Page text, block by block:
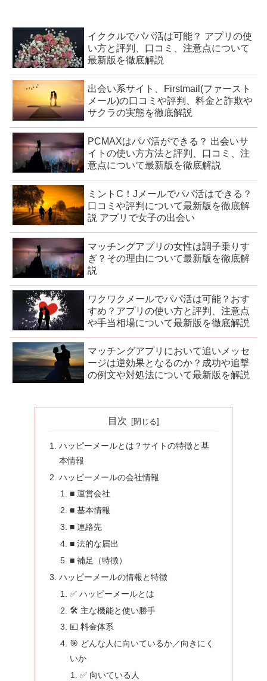
イククルでパパ活は可能？ アプリの使
い方と評判、口コミ、注意点について
最新版を徹底解説
出会い系サイト、Firstmail(ファースト
メール)の口コミや評判、料金と詐欺や
サクラの実態を徹底解説
PCMAXはパパ活ができる？ 出会いサ
イトの使い方方法と評判、口コミ、注
意点について最新版を徹底解説
ミントC！Jメールでパパ活はできる？
口コミや評判について最新版を徹底解
説 アプリで女子の出会い
マッチングアプリの女性は調子乗りす
ぎ？その理由について最新版を徹底解
説
ワクワクメールでパパ活は可能？おす
すめ？アプリの使い方と評判、注意点
や手当相場について最新版を徹底解説
マッチングアプリにおいて追いメッセ
ージは逆効果となるのか？成功や追撃
の例文や対処法について最新版を解説
目次
ハッピーメールとは？サイトの特徴と基
本情報
ハッピーメールの会社情報
■ 運営会社
■ 基本情報
■ 連絡先
■ 法的な届出
■ 補足（特徴）
ハッピーメールの情報と特徴
✅ ハッピーメールとは
🛠️ 主な機能と使い勝手
💴 料金体系
🎯 どんな人に向いているか／向きにく
いか
✅ 向いている人